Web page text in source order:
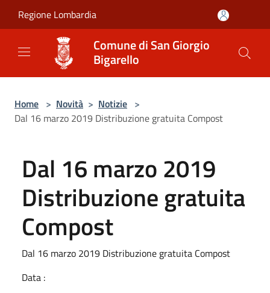
Regione Lombardia
Comune di San Giorgio
Bigarello
Home > Novità > Notizie >
Dal 16 marzo 2019 Distribuzione gratuita Compost
Dal 16 marzo 2019
Distribuzione gratuita
Compost
Dal 16 marzo 2019 Distribuzione gratuita Compost
Data :